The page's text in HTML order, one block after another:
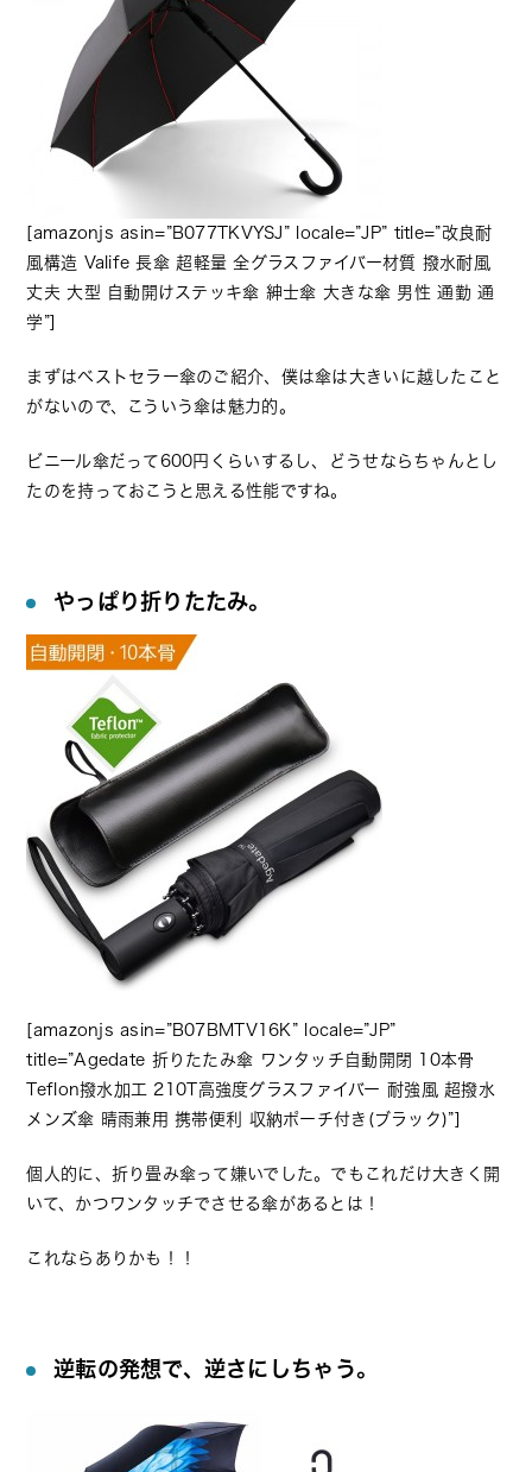
[amazonjs asin=”B077TKVYSJ” locale=”JP” title=”改良耐
風構造 Valife 長傘 超軽量 全グラスファイバー材質 撥水耐風
丈夫 大型 自動開けステッキ傘 紳士傘 大きな傘 男性 通勤 通
学”]
まずはベストセラー傘のご紹介、僕は傘は大きいに越したこと
がないので、こういう傘は魅力的。
ビニール傘だって600円くらいするし、どうせならちゃんとし
たのを持っておこうと思える性能ですね。
やっぱり折りたたみ。
[amazonjs asin=”B07BMTV16K” locale=”JP”
title=”Agedate 折りたたみ傘 ワンタッチ自動開閉 10本骨
Teflon撥水加工 210T高強度グラスファイバー 耐強風 超撥水
メンズ傘 晴雨兼用 携帯便利 収納ポーチ付き(ブラック)”]
個人的に、折り畳み傘って嫌いでした。でもこれだけ大きく開
いて、かつワンタッチでさせる傘があるとは！
これならありかも！！
逆転の発想で、逆さにしちゃう。